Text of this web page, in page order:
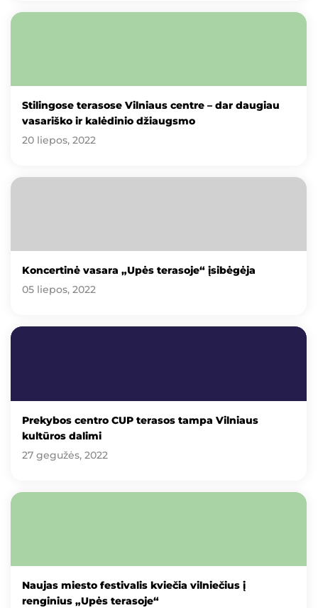
Stilingose terasose Vilniaus centre – dar daugiau
vasariško ir kalėdinio džiaugsmo
20 liepos, 2022
Koncertinė vasara „Upės terasoje“ įsibėgėja
05 liepos, 2022
Prekybos centro CUP terasos tampa Vilniaus
kultūros dalimi
27 gegužės, 2022
Naujas miesto festivalis kviečia vilniečius į
renginius „Upės terasoje“